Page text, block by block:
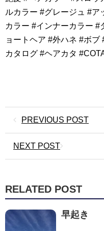
ルカラー #グレージュ #ア
カラー #インナーカラー #
ョートヘア #外ハネ #ボ
カタログ #ヘアカタ
PREVIOUS POST
NEXT POST
RELATED POST
早起き